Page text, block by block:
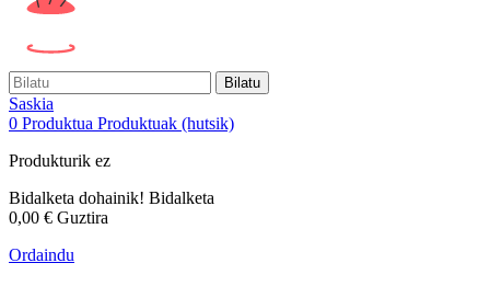
Bilatu
Saskia
0 Produktua Produktuak (hutsik)
Produkturik ez
Bidalketa dohainik! Bidalketa
0,00 € Guztira
Ordaindu